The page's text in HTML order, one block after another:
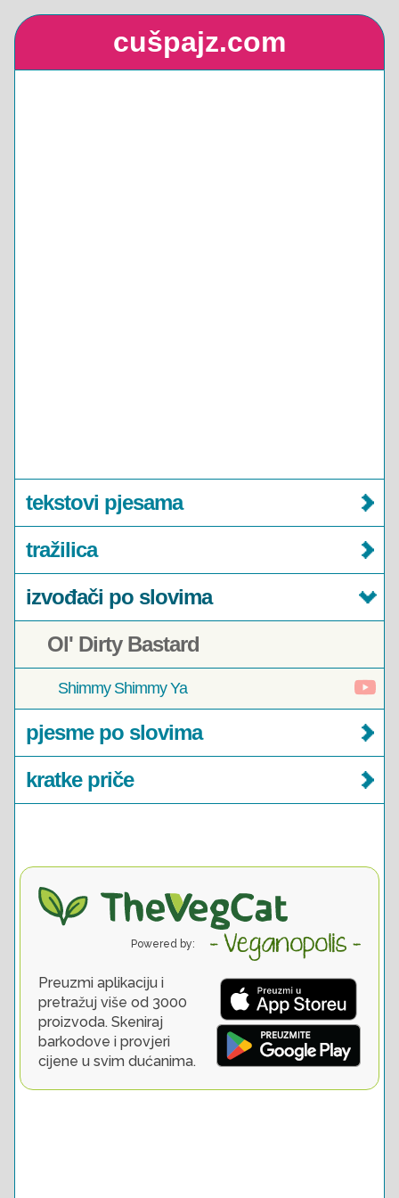
cušpajz.com
tekstovi pjesama
tražilica
izvođači po slovima
Ol' Dirty Bastard
Shimmy Shimmy Ya
pjesme po slovima
kratke priče